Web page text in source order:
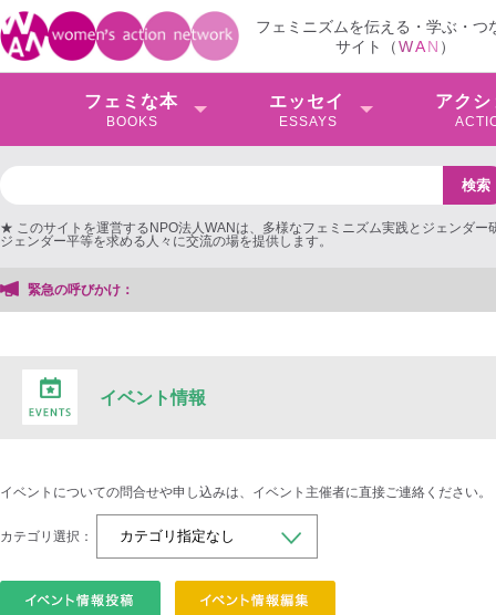
フェミニズムを伝える・学ぶ・つ
サイト（WAN ）
フェミな本
BOOKS
エッセイ
ESSAYS
アクシ
★ このサイトを運営するNPO法人WANは、多様なフェミニズム実践とジェンダー
ジェンダー平等を求める人々に交流の場を提供します。
緊急の呼びかけ：
イベント情報
イベントについての問合せや申し込みは、イベント主催者に直接ご連絡ください。
カテゴリ選択：